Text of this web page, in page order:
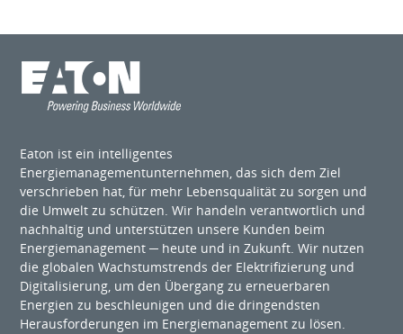
Eaton ist ein intelligentes
Energiemanagementunternehmen, das sich dem Ziel
verschrieben hat, für mehr Lebensqualität zu sorgen und
die Umwelt zu schützen. Wir handeln verantwortlich und
nachhaltig und unterstützen unsere Kunden beim
Energiemanagement ─ heute und in Zukunft. Wir nutzen
die globalen Wachstumstrends der Elektrifizierung und
Digitalisierung, um den Übergang zu erneuerbaren
Energien zu beschleunigen und die dringendsten
Herausforderungen im Energiemanagement zu lösen.